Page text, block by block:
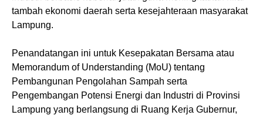
tambah ekonomi daerah serta kesejahteraan masyarakat
Lampung.
Penandatangan ini untuk Kesepakatan Bersama atau
Memorandum of Understanding (MoU) tentang
Pembangunan Pengolahan Sampah serta
Pengembangan Potensi Energi dan Industri di Provinsi
Lampung yang berlangsung di Ruang Kerja Gubernur,